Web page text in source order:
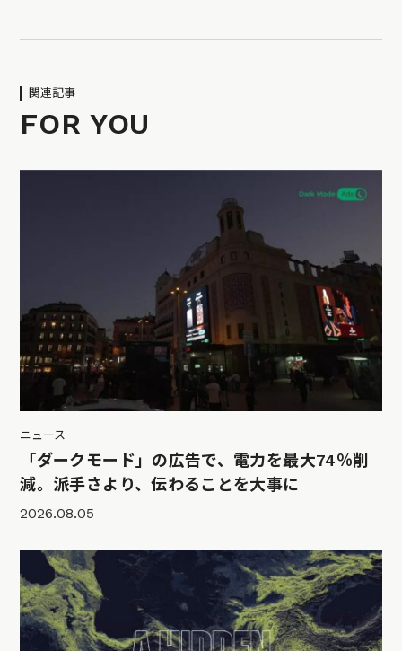
関連記事
FOR YOU
ニュース
「ダークモード」の広告で、電力を最大74％削
減。派手さより、伝わることを大事に
2026.08.05